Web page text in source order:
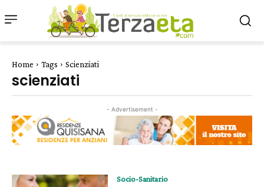
Home Tags Scienziati
scienziati
- Advertisement -
Socio-Sanitario